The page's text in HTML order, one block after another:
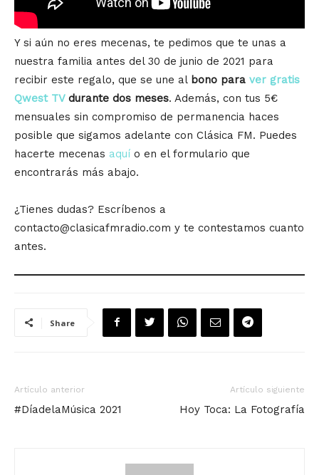
Y si aún no eres mecenas, te pedimos que te unas a
nuestra familia antes del 30 de junio de 2021 para
recibir este regalo, que se une al bono para ver gratis
Qwest TVdurante dos meses. Además, con tus 5€
mensuales sin compromiso de permanencia haces
posible que sigamos adelante con Clásica FM. Puedes
hacerte mecenas aquí o en el formulario que
encontrarás más abajo.
¿Tienes dudas? Escríbenos a
contacto@clasicafmradio.com y te contestamos cuanto
antes.
Share
Artículo anterior
#DíadelaMúsica 2021
Artículo siguiente
Hoy Toca: La Fotografía